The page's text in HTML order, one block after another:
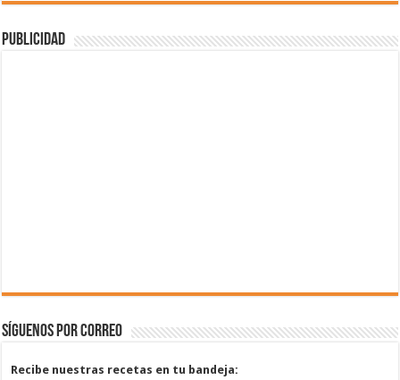
Publicidad
Síguenos por correo
Recibe nuestras recetas en tu bandeja: